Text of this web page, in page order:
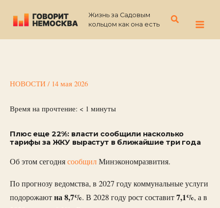
содержимому
Жизнь за Садовым
кольцом как она есть
Поиск
НОВОСТИ / 14 мая 2026
Время на прочтение: < 1 минуты
Плюс еще 22%: власти сообщили насколько
тарифы за ЖКУ вырастут в ближайшие три года
Об этом сегоднясообщилМинэкономразвития.
По прогнозу ведомства, в 2027 году коммунальные услуги
подорожаютна 8,7%. В 2028 году рост составит7,1%, а в